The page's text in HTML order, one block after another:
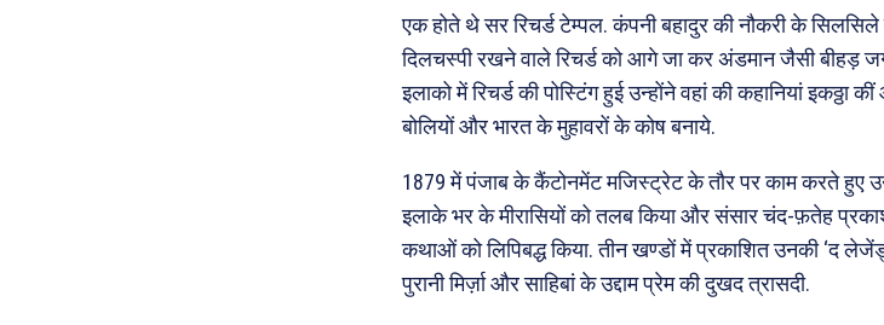
एक होते थे सर रिचर्ड टेम्पल. कंपनी बहादुर की नौकरी के
दिलचस्पी रखने वाले रिचर्ड को आगे जा कर अंडमान जैसी बीहड़
इलाको में रिचर्ड की पोस्टिंग हुई उन्होंने वहां की कहानियां
बोलियों और भारत के मुहावरों के कोष बनाये.
1879 में पंजाब के कैंटोनमेंट मजिस्ट्रेट के तौर पर काम करते हुए
इलाके भर के मीरासियों को तलब किया और संसार चंद-फ़तेह
कथाओं को लिपिबद्ध किया. तीन खण्डों में प्रकाशित उनकी ‘द
पुरानी मिर्ज़ा और साहिबां के उद्दाम प्रेम की दुखद त्रासदी.